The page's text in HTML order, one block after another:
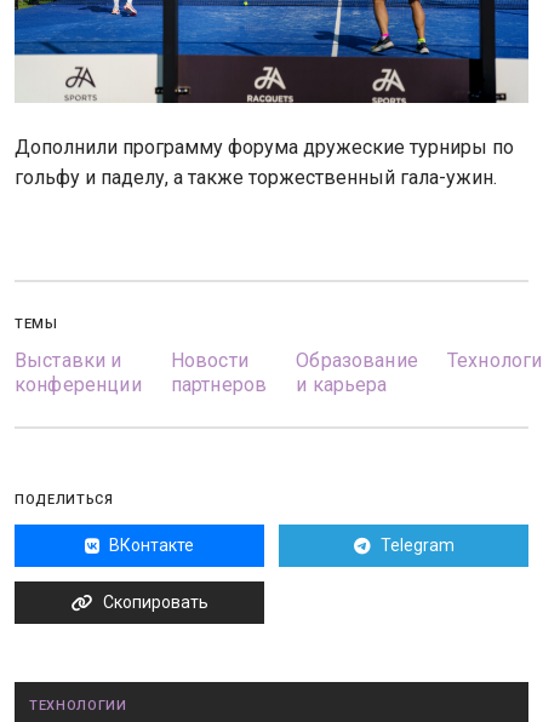
Дополнили программу форума дружеские турниры по
гольфу и паделу, а также торжественный гала-ужин.
ТЕМЫ
Выставки и
конференции
Новости
партнеров
Образование
и карьера
ПОДЕЛИТЬСЯ
ВКонтакте Telegram
Скопировать
ТЕХНОЛОГИИ